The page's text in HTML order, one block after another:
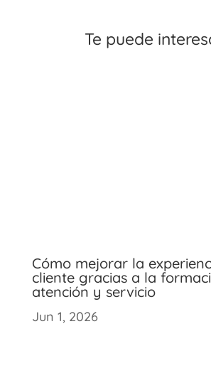
Te puede
Cómo mejorar la
cliente gracias a la
atención y servicio
Jun 1, 2026